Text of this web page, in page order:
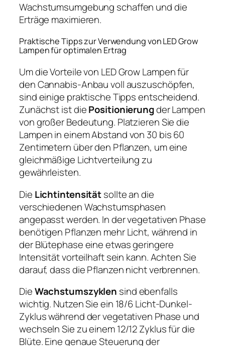
Wachstumsumgebung schaffen und die
Erträge maximieren.
Praktische Tipps zur Verwendung von LED Grow
Lampen für optimalen Ertrag
Um die Vorteile von LED Grow Lampen für
den Cannabis-Anbau voll auszuschöpfen,
sind einige praktische Tipps entscheidend.
Zunächst ist diePositionierungder Lampen
von großer Bedeutung. Platzieren Sie die
Lampen in einem Abstand von 30 bis 60
Zentimetern über den Pflanzen, um eine
gleichmäßige Lichtverteilung zu
gewährleisten.
Die Lichtintensitätsollte an die
verschiedenen Wachstumsphasen
angepasst werden. In der vegetativen Phase
benötigen Pflanzen mehr Licht, während in
der Blütephase eine etwas geringere
Intensität vorteilhaft sein kann. Achten Sie
darauf, dass die Pflanzen nicht verbrennen.
DieWachstumszyklen sind ebenfalls
wichtig. Nutzen Sie ein 18/6 Licht-Dunkel-
Zyklus während der vegetativen Phase und
wechseln Sie zu einem 12/12 Zyklus für die
Blüte. Eine genaue Steuerung der